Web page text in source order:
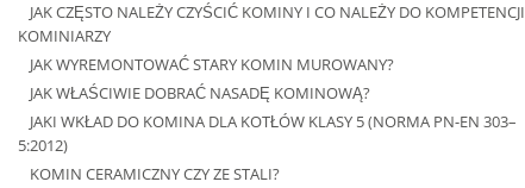
JAK CZĘSTO NALEŻY CZYŚCIĆ KOMINY I CO NALEŻY DO KOMPETENCJI
KOMINIARZY
JAK WYREMONTOWAĆ STARY KOMIN MUROWANY?
JAK WŁAŚCIWIE DOBRAĆ NASADĘ KOMINOWĄ?
JAKI WKŁAD DO KOMINA DLA KOTŁÓW KLASY 5 (NORMA PN-EN 303–
5:2012)
KOMIN CERAMICZNY CZY ZE STALI?